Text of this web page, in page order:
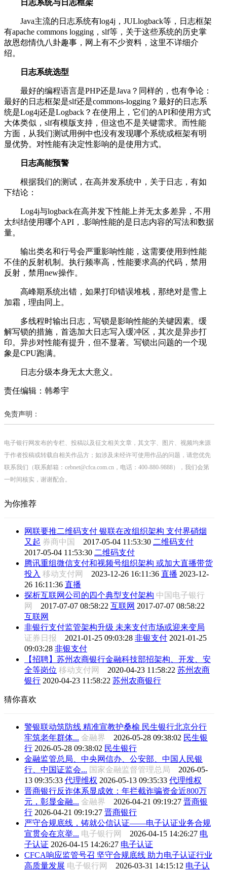
日志系统与日志框架
Java主流的日志系统有log4j，JULlogback等，日志框架
有apache commons logging，slf等，关于这些系统的历史掌
故恩怨情仇八卦趣事，网上有不少资料，这里不详细介
绍。
日志系统选型
最好的编程语言是PHP还是Java？同样的，也有争论：
最好的日志框架是slf还是commons-logging？最好的日志系
统是Log4j还是Logback？在使用上，它们的API和使用方式
大体类似，slf有模版支持，但这也不是关键需求。而性能
方面，从我们测试用例中也没有发现哪个系统或框架有明
显优势。对性能有决定性影响的是使用方式。
日志高能预警
根据我们的测试，在高并发系统中，关于日志，有如
下结论：
Log4j与logback在高并发下性能上并无太多差异，不用
太纠结使用哪个API，.影响性能的是日志内容的写法和数据
量。
输出类名和行号会严重影响性能，这需要使用到性能
不佳的反射机制。执行频率高，性能要求高的代码，禁用
反射，禁用new操作。
高峰期系统出错，如果打印错误堆栈，那绝对是雪上
加霜，理由同上。
多线程时输出日志，写锁是影响性能的关键因素。缓
解写锁的措施，首选加大日志写入缓冲区，其次是异步打
印。异步对性能有提升，但不显著。写锁出问题的一个现
象是CPU跑满。
日志分级本身无太大意义。
责任编辑：韩希宇
免责声明：
电子银行网发布的专栏、投稿以及征文相关文章，其文字、图片、视频均来源
于作者投稿或转载自相关作品方；如涉及未经许可使用作品的问题，请您优先
联系我们（联系邮箱：cebnet@cfca.com.cn，电话：400-880-9888），我们会第
一时间核实，谢谢配合。
为你推荐
网联要推二维码支付 银联在改组织架构 支付界硝烟
又起 券商中国 2017-05-04 11:53:30 二维码支付
2017-05-04 11:53:30 二维码支付
腾讯重组微信支付和视频号组织架构 或加大直播带货
投入 移动支付网 2023-12-26 16:11:36 直播 2023-12-
26 16:11:36 直播
探析互联网公司的四个典型支付架构 中国电子银行
网 2017-07-07 08:58:22 互联网 2017-07-07 08:58:22
互联网
非银行支付监管架构升级 未来支付市场或迎来变局
证券日报 2021-01-25 09:03:28 非银支付 2021-01-25
09:03:28 非银支付
【招聘】苏州农商银行金融科技部招架构、开发、安
全等岗位 移动支付网 2020-04-23 11:58:22 苏州农商
银行 2020-04-23 11:58:22 苏州农商银行
猜你喜欢
警银联动筑防线 精准宣教护桑榆 民生银行北京分行
牢筑老年群体... 金融界 2026-05-28 09:38:02 民生银
行 2026-05-28 09:38:02 民生银行
金融监管总局、中央网信办、公安部、中国人民银
行、中国证监会... 国家金融监督管理总局 2026-05-
13 09:35:33 代理维权 2026-05-13 09:35:33 代理维权
晋商银行反诈体系显成效：年拦截诈骗资金近800万
元，彰显金融... 金融界 2026-04-21 09:19:27 晋商银
行 2026-04-21 09:19:27 晋商银行
严守合规底线，铸就公信认证——电子认证业务合规
宣贯会在京举... 电子银行网 2026-04-15 14:26:27 电
子认证 2026-04-15 14:26:27 电子认证
CFCA响应监管号召 坚守合规底线 助力电子认证行业
高质量发展 电子银行网 2026-03-31 14:15:12 电子认